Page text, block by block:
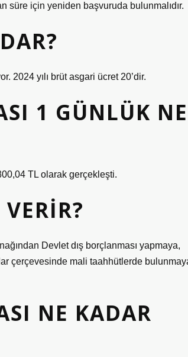
süre için yeniden başvuruda bulunmalıdır.
2024 yılı brüt asgari ücret 20’dir.
1 GÜNLÜK NE
TL olarak gerçekleşti.
Devlet dış borçlanması yapmaya,
çerçevesinde mali taahhütlerde
NE KADAR